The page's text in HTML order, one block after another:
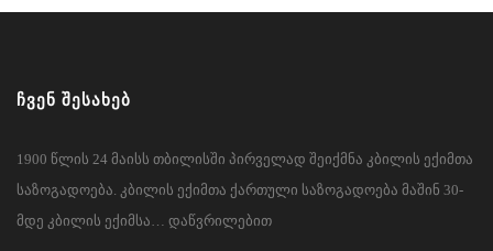
ᲩᲕᲔᲜ ᲨᲔᲡᲐᲮᲔᲑ
1900 წლის 24 მაისს თბილისში პირველად შეიქმნა კბილის ექიმთა
საზოგადოება. კბილის ექიმთა ქართული საზოგადოება მაშინ 30-
მდე კბილის ექიმსა… დაწვრილებით